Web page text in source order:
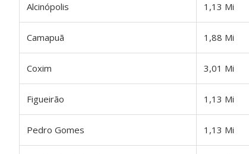
Alcinópolis 1,13 Mi
Camapuã 1,88 Mi
Coxim 3,01 Mi
Figueirão 1,13 Mi
Pedro Gomes 1,13 Mi